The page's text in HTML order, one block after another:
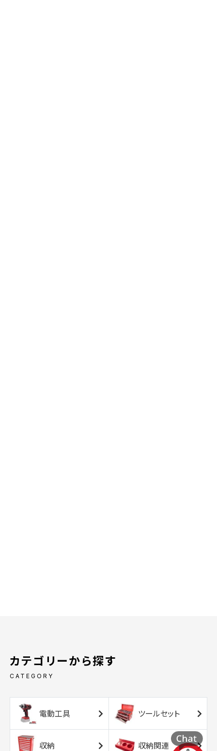
カテゴリーから探す
CATEGORY
電動工具 ツールセット
収納 収納関連